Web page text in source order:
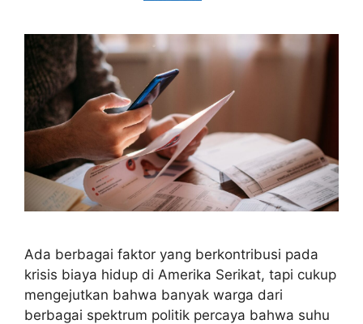
Ada berbagai faktor yang berkontribusi pada
krisis biaya hidup di Amerika Serikat, tapi cukup
mengejutkan bahwa banyak warga dari
berbagai spektrum politik percaya bahwa suhu